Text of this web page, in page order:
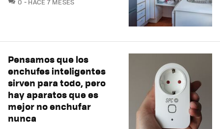
0 HACE 7 MESES
Pensamos que los
enchufes inteligentes
sirven para todo, pero
hay aparatos que es
mejor no enchufar
nunca